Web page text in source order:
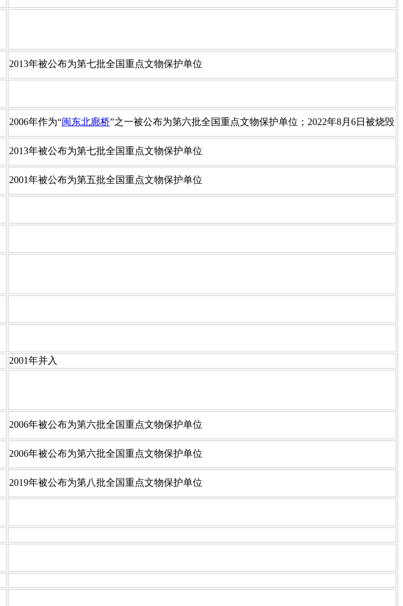
​2013年被公布为第七批全国重点文物保护单位
​2006年作为“闽东北廊桥”之一被公布为第六批全国重点文物保护单位；2022年8月6日被烧毁
​2013年被公布为第七批全国重点文物保护单位
​2001年被公布为第五批全国重点文物保护单位
​2001年并入
​​2006年被公布为第六批全国重点文物保护单位
​2006年被公布为第六批全国重点文物保护单位
​2019年被公布为第八批全国重点文物保护单位